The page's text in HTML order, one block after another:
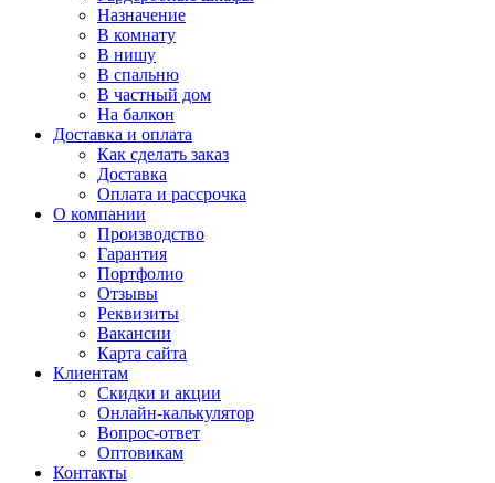
Назначение
В комнату
В нишу
В спальню
В частный дом
На балкон
Доставка и оплата
Как сделать заказ
Доставка
Оплата и рассрочка
О компании
Производство
Гарантия
Портфолио
Отзывы
Реквизиты
Вакансии
Карта сайта
Клиентам
Скидки и акции
Онлайн-калькулятор
Вопрос-ответ
Оптовикам
Контакты